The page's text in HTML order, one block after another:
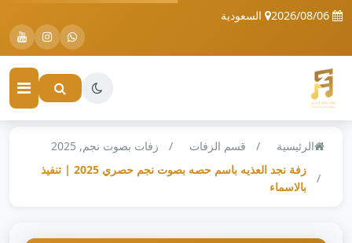
السعودية
الرئيسية قسم الزفات
زفات بصوت نجم, 2025
زفة نجد العذيه باسم حصه بصوت نجم حصري 2025 | تنفيذ
بالاسماء